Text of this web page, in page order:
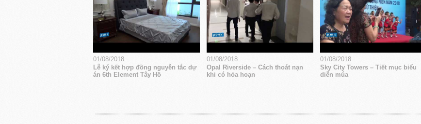
01/08/2018
Lễ ký kết hợp đồng nguyễn tắc dự
án 6th Element Tây Hồ
01/08/2018
Opal Riverside – Cách thoát nạn
khi có hỏa hoạn
01/08/2018
Sky City Towers – Tiết mục biểu
diễn múa